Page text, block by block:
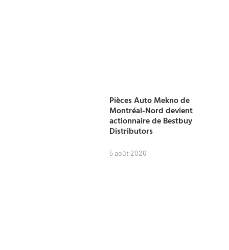
Pièces Auto Mekno de
Montréal-Nord devient
actionnaire de Bestbuy
Distributors
5 août 2026